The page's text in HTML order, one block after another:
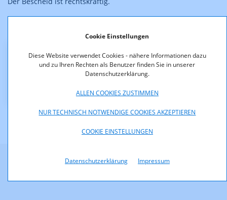
Cookie Einstellungen
Diese Website verwendet Cookies - nähere Informationen dazu
und zu Ihren Rechten als Benutzer finden Sie in unserer
Datenschutzerklärung.
ALLEN COOKIES ZUSTIMMEN
NUR TECHNISCH NOTWENDIGE COOKIES AKZEPTIEREN
COOKIE EINSTELLUNGEN
Datenschutzerklärung Impressum
Downloads